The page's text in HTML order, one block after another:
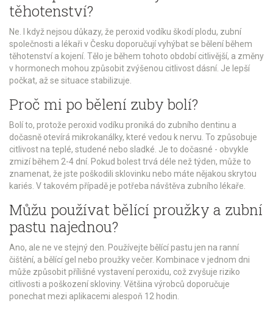
těhotenství?
Ne. I když nejsou důkazy, že peroxid vodíku škodí plodu, zubní
společnosti a lékaři v Česku doporučují vyhýbat se bělení během
těhotenství a kojení. Tělo je během tohoto období citlivější, a změny
v hormonech mohou způsobit zvýšenou citlivost dásní. Je lepší
počkat, až se situace stabilizuje.
Proč mi po bělení zuby bolí?
Bolí to, protože peroxid vodíku proniká do zubního dentinu a
dočasně otevírá mikrokanálky, které vedou k nervu. To způsobuje
citlivost na teplé, studené nebo sladké. Je to dočasné - obvykle
zmizí během 2-4 dní. Pokud bolest trvá déle než týden, může to
znamenat, že jste poškodili sklovinku nebo máte nějakou skrytou
kariés. V takovém případě je potřeba návštěva zubního lékaře.
Můžu používat bělící proužky a zubní
pastu najednou?
Ano, ale ne ve stejný den. Používejte bělící pastu jen na ranní
čištění, a bělící gel nebo proužky večer. Kombinace v jednom dni
může způsobit přílišné vystavení peroxidu, což zvyšuje riziko
citlivosti a poškození skloviny. Většina výrobců doporučuje
ponechat mezi aplikacemi alespoň 12 hodin.